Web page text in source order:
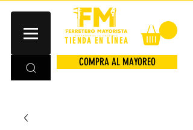
TIENDA EN LÍNEA
COMPRA AL MAYOREO